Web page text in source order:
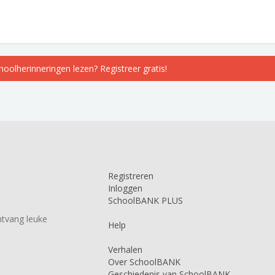
lezen? Registreer gratis!
leuke
Registreren
Inloggen
SchoolBANK PLUS
Help
Verhalen
Over SchoolBANK